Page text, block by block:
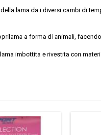
lama da i diversi cambi di
a forma di animali,
imbottita e rivestita con